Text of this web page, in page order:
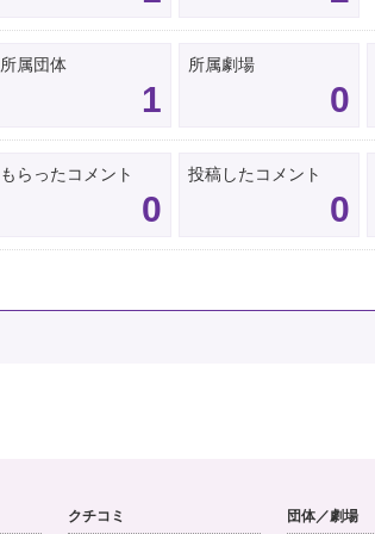
所属団体
1
所属劇場
0
もらったコメント
0
投稿したコメント
0
クチコミ 団体／劇場